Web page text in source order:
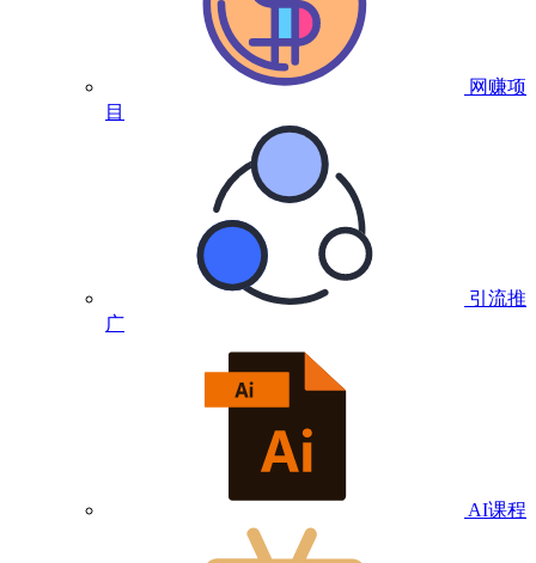
网赚项
目
引流推
广
AI课程